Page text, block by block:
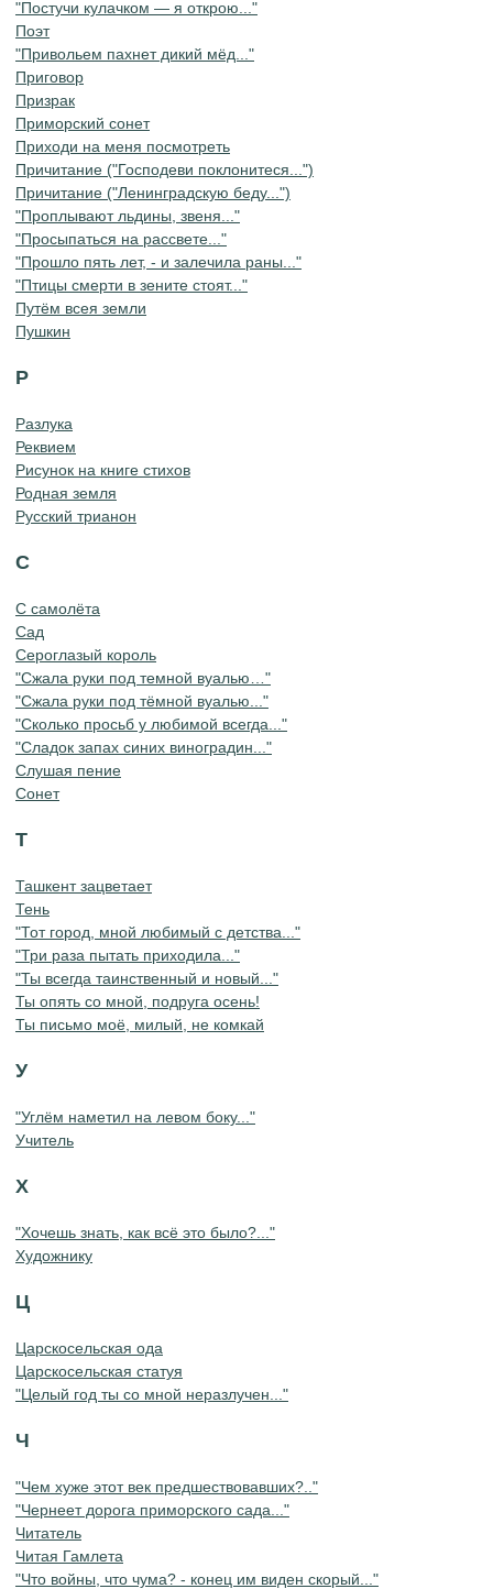
"Постучи кулачком — я открою..."
Поэт
"Привольем пахнет дикий мёд..."
Приговор
Призрак
Приморский сонет
Приходи на меня посмотреть
Причитание ("Господеви поклонитеся...")
Причитание ("Ленинградскую беду...")
"Проплывают льдины, звеня..."
"Просыпаться на рассвете..."
"Прошло пять лет, - и залечила раны..."
"Птицы смерти в зените стоят..."
Путём всея земли
Пушкин
Р
Разлука
Реквием
Рисунок на книге стихов
Родная земля
Русский трианон
С
С самолёта
Сад
Сероглазый король
"Сжала руки под темной вуалью…"
"Сжала руки под тёмной вуалью..."
"Сколько просьб у любимой всегда..."
"Сладок запах синих виноградин..."
Слушая пение
Сонет
Т
Ташкент зацветает
Тень
"Тот город, мной любимый с детства..."
"Три раза пытать приходила..."
"Ты всегда таинственный и новый..."
Ты опять со мной, подруга осень!
Ты письмо моё, милый, не комкай
У
"Углём наметил на левом боку..."
Учитель
Х
"Хочешь знать, как всё это было?..."
Художнику
Ц
Царскосельская ода
Царскосельская статуя
"Целый год ты со мной неразлучен..."
Ч
"Чем хуже этот век предшествовавших?.."
"Чернеет дорога приморского сада..."
Читатель
Читая Гамлета
"Что войны, что чума? - конец им виден скорый..."